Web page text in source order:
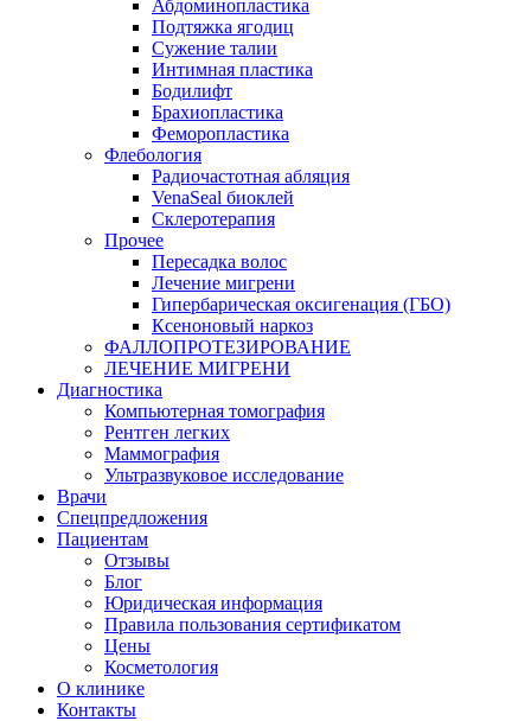
Абдоминопластика
Подтяжка ягодиц
Сужение талии
Интимная пластика
Бодилифт
Брахиопластика
Феморопластика
Флебология
Радиочастотная абляция
VenaSeal биоклей
Склеротерапия
Прочее
Пересадка волос
Лечение мигрени
Гипербарическая оксигенация (ГБО)
Ксеноновый наркоз
ФАЛЛОПРОТЕЗИРОВАНИЕ
ЛЕЧЕНИЕ МИГРЕНИ
Диагностика
Компьютерная томография
Рентген легких
Маммография
Ультразвуковое исследование
Врачи
Спецпредложения
Пациентам
Отзывы
Блог
Юридическая информация
Правила пользования сертификатом
Цены
Косметология
О клинике
Контакты